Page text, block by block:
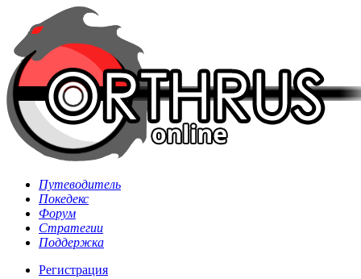
Путеводитель
Покедекс
Форум
Стратегии
Поддержка
Регистрация